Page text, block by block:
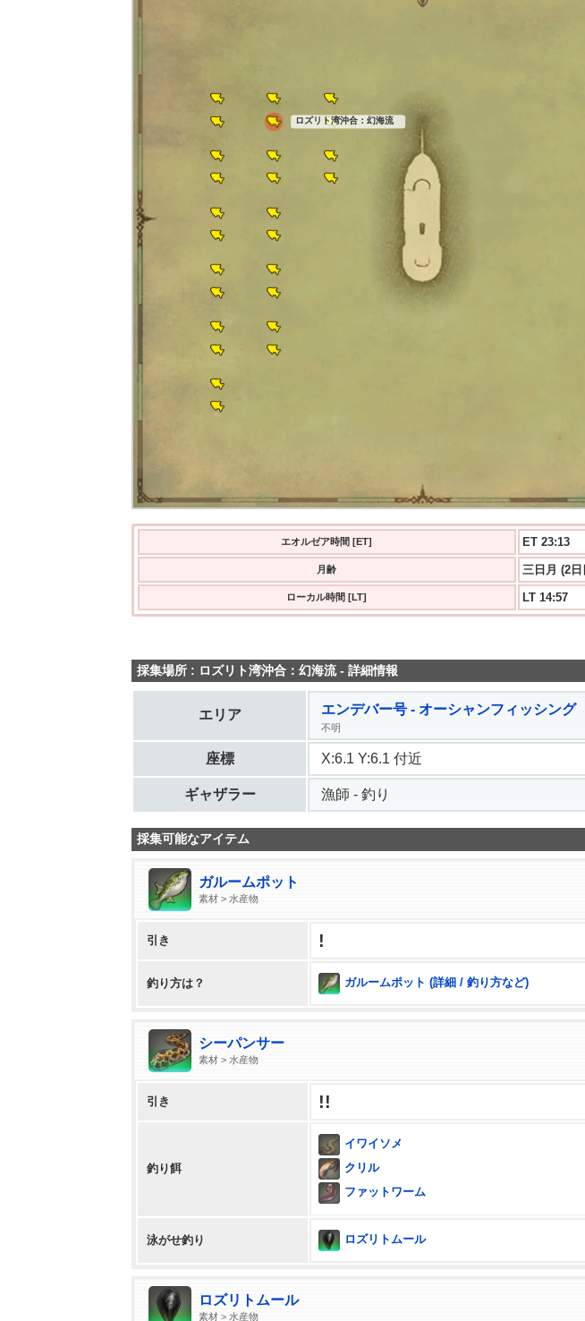
ロズリト湾沖合：幻海流
エオルゼア時間 [ET] ET 23:13
月齢 三日月 (2日
ローカル時間 [LT] LT 14:57
採集場所 : ロズリト湾沖合：幻海流 - 詳細情報
エリア エンデバー号 - オーシャンフィッシング
不明
座標 X:6.1 Y:6.1 付近
ギャザラー 漁師 - 釣り
採集可能なアイテム
ガルームポット
素材 > 水産物
引き !
釣り方は？ ガルームポット (詳細 / 釣り方など)
シーパンサー
素材 > 水産物
引き !!
釣り餌
イワイソメ
クリル
ファットワーム
泳がせ釣り ロズリトムール
ロズリトムール
素材 > 水産物